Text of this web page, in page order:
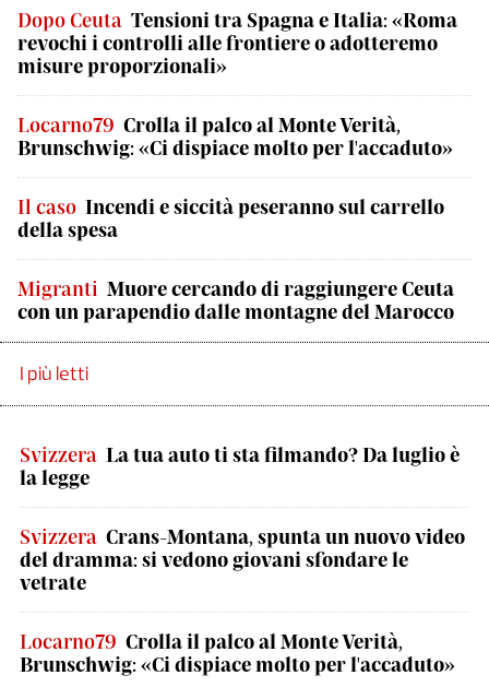
Dopo Ceuta Tensioni tra Spagna e Italia: «Roma
revochi i controlli alle frontiere o adotteremo
misure proporzionali»
Locarno79 Crolla il palco al Monte Verità,
Brunschwig: «Ci dispiace molto per l'accaduto»
Il caso Incendi e siccità peseranno sul carrello
della spesa
Migranti Muore cercando di raggiungere Ceuta
con un parapendio dalle montagne del Marocco
I più letti
Svizzera La tua auto ti sta filmando? Da luglio è
la legge
Svizzera Crans-Montana, spunta un nuovo video
del dramma: si vedono giovani sfondare le
vetrate
Locarno79 Crolla il palco al Monte Verità,
Brunschwig: «Ci dispiace molto per l'accaduto»